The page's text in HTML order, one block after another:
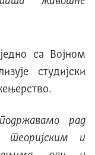
са Војном
студијски
рад
теоријским и